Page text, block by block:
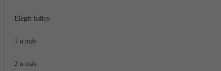
Elegir baños
1 o más
2 o más